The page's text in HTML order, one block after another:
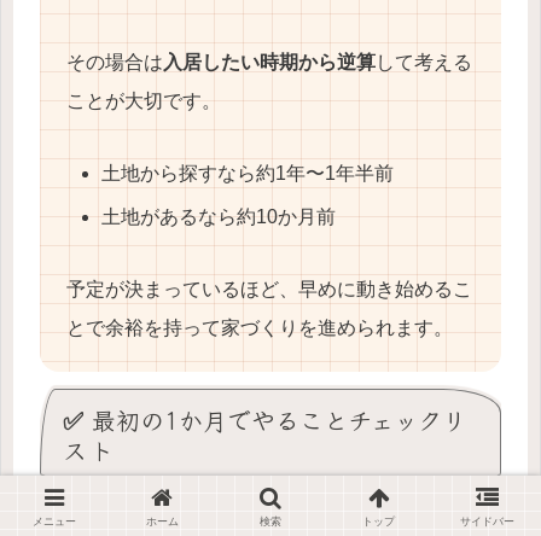
その場合は 入居したい時期から逆算して考える
ことが大切です。
土地から探すなら約1年〜1年半前
土地があるなら約10か月前
予定が決まっているほど、早めに動き始めるこ
とで余裕を持って家づくりを進められます。
✅ 最初の1か月でやることチェックリ
スト
メニュー ホーム 検索 トップ サイドバー